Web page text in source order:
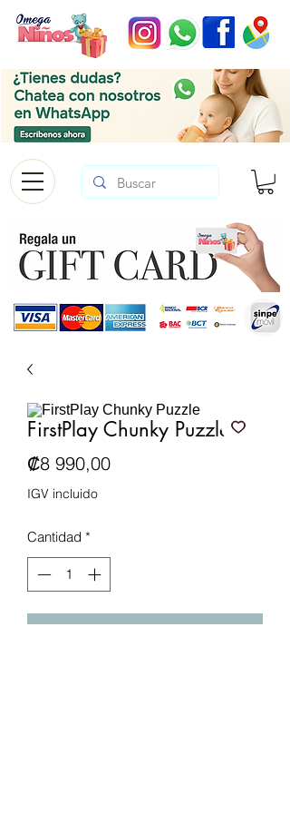
FirstPlay Chunky Puzzle
₡8 990,00Precio
IGV incluido
Cantidad *
Agregar al carrito